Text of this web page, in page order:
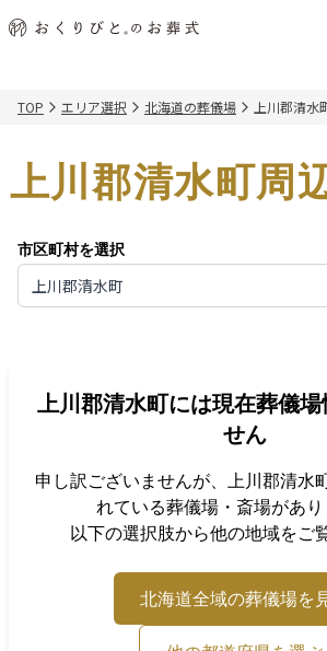
初めての方へ 納棺の儀とは
アフターサポート
会社概要 店舗用地募集
関東エリア
千葉県
北海道エリア
ご葬儀事例 お客様の声
葬儀の知識 供花のご依頼
TOP エリア選択 北海道の葬儀場 上川郡清水
上川郡清水町周
市区町村を選択
上川郡清水町
上川郡清水町には現在葬儀
せん
申し訳ございませんが、 上川郡清水
れている葬儀場・斎場があり
以下の選択肢から他の地域をご
北海道全域の葬儀場を